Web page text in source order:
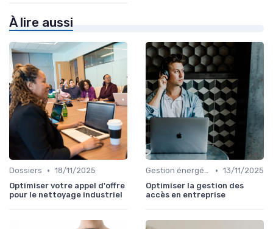
À lire aussi
Dossiers • 18/11/2025
Optimiser votre appel d'offre
pour le nettoyage industriel
Gestion énergétique • 13/11/2025
Optimiser la gestion des
accès en entreprise